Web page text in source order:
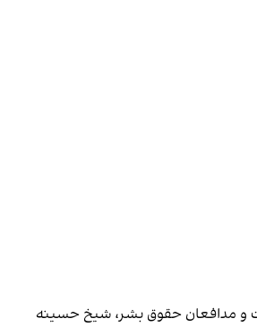
و مدافعان حقوق بشر، شیخ حسینه